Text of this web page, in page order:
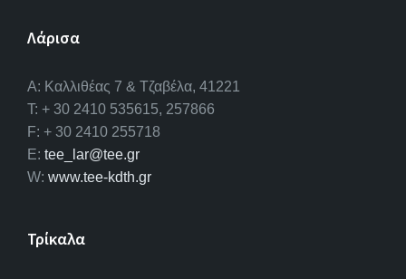
Λάρισα
A: Καλλιθέας 7 & Τζαβέλα, 41221
T: + 30 2410 535615, 257866
F: + 30 2410 255718
E: tee_lar@tee.gr
W: www.tee-kdth.gr
Τρίκαλα